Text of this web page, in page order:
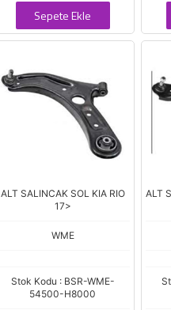
Sepete Ekle
ALT SALINCAK SOL KIA RIO
17>
WME
Stok Kodu : BSR-WME-
54500-H8000
ALT